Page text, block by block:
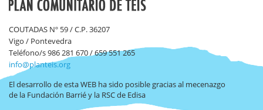
COUTADAS Nº 59 / C.P. 36207
Vigo / Pontevedra
Teléfono/s 986 281 670 / 659 551 265
info@planteis.org
El desarrollo de esta WEB ha sido posible gracias al mecenazgo
de la Fundación Barrié y la RSC de Edisa